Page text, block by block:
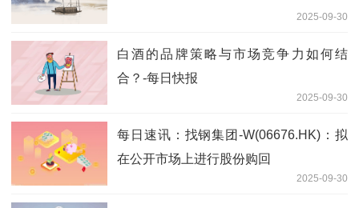
2025-09-30
白酒的品牌策略与市场竞争力如何结
合？-每日快报
2025-09-30
每日速讯：找钢集团-W(06676.HK)：拟
在公开市场上进行股份购回
2025-09-30